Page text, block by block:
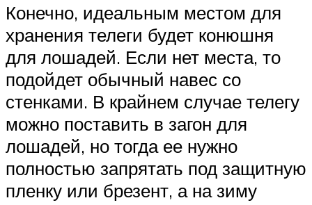
Конечно, идеальным местом для
хранения телеги будет конюшня
для лошадей. Если нет места, то
подойдет обычный навес со
стенками. В крайнем случае телегу
можно поставить в загон для
лошадей, но тогда ее нужно
полностью запрятать под защитную
пленку или брезент, а на зиму